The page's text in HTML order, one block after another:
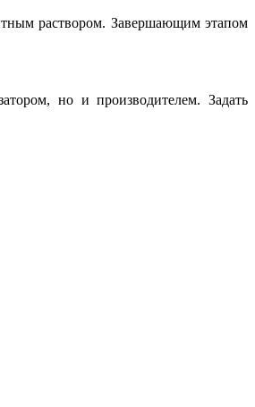
раствором. Завершающим этапом
но и производителем. Задать